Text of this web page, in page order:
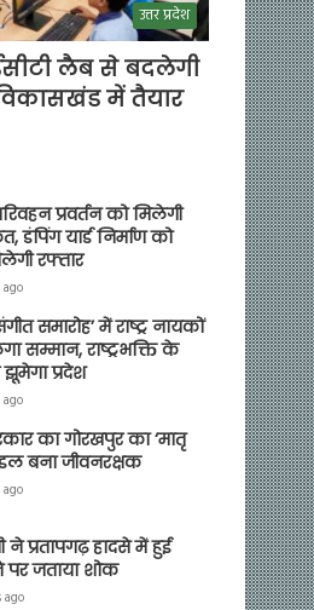
उत्तर प्रदेश
लैब से बदलेगी
में तैयार
प्रवर्तन को मिलेगी
डंपिंग यार्ड निर्माण को
रफ्तार
समारोह’ में राष्ट्र नायकों
सम्मान, राष्ट्रभक्ति के
झूमेगा प्रदेश
का गोरखपुर का ‘मातृ
बना जीवनरक्षक
ने प्रतापगढ़ हादसे में हुई
पर जताया शोक